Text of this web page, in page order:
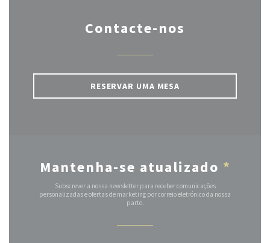
Contacte-nos
RESERVAR UMA MESA
Mantenha-se atualizado *
Subscrever a nossa newsletter para receber comunicações
personalizadas e ofertas de marketing por correio eletrónico da nossa
parte.